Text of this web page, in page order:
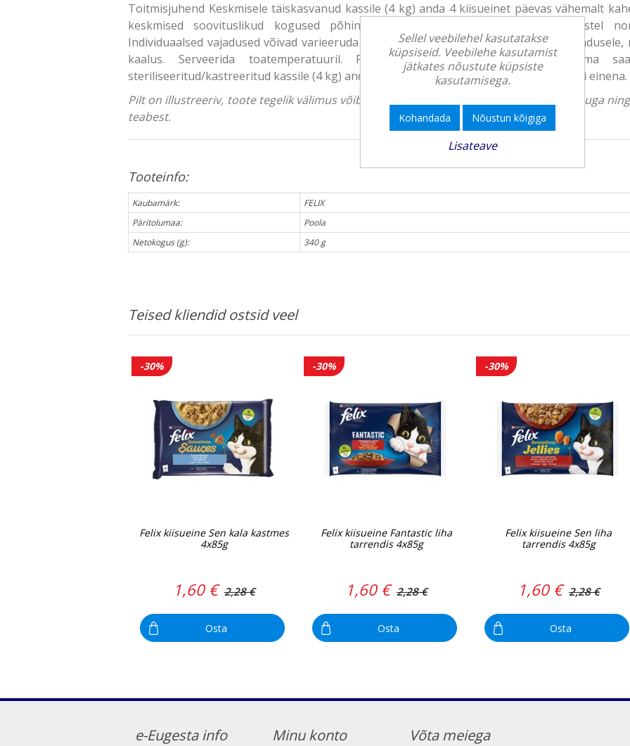
Toitmisjuhend Keskmisele täiskasvanud kassile (4 kg) anda 4 kiisueinet päevas vähemalt
keskmised soovituslikud kogused põhinevad mõõdukalt aktiivse kassi vajadustel
Individuaalsed vajadused võivad varieeruda ja toitmist tuleb kohandada vastavalt
kaalus. Serveerida toatemperatuuril. Puhas, värske vesi peab alati olema
steriliseeritud/kastreeritud kassile (4 kg) anda 3 kiisueinet päevas vähemalt kahe eraldi einena.
Pilt on illustreeriv, toote tegelik välimus võib erineda. Tootekirjeldus on üldise iseloomuga
teabest.
Tooteinfo:
Kaubamärk:
FELIX
Päritolumaa:
Poola
Netokogus (g):
340 g
Teised kliendid ostsid veel
-30%
Felix kiisueine Sen kala kastmes
4x85g
1,60 € 2,28 €
Osta
-30%
Felix kiisueine Fantastic liha
tarrendis 4x85g
1,60 € 2,28 €
Osta
-30%
Felix kiisueine Sen liha
tarrendis 4x85g
1,60 € 2,28 €
Osta
e-Eugesta info Minu konto
Võta meiega
Sellel veebilehel kasutatakse
küpsiseid. Veebilehe kasutamist
jätkates nõustute küpsiste
kasutamisega.
Kohandada Nõustun kõigiga
Lisateave